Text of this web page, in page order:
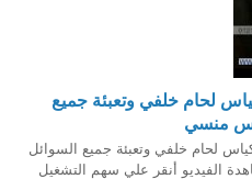
لحام خلفي وتعبئة جميع
لحام خلفي وتعبئة جميع السوائل
الفيديو أنقر علي سهم التشغيل